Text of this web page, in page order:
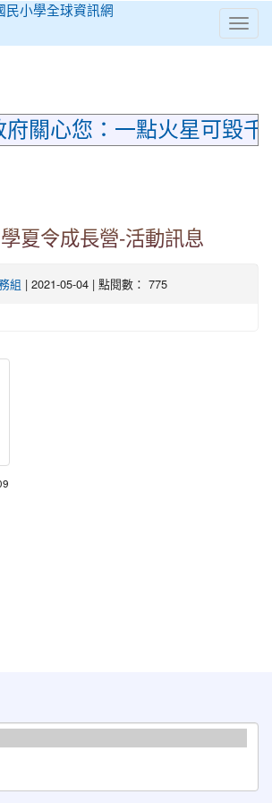
⏸
府關心您：一點火星可毀
夏令成長營-活動訊息
組 | 2021-05-04 | 點閱數： 775